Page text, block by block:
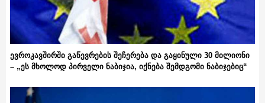
ევროკავშირში გაწევრების შეჩერება და გაყინული 30 მილიონი
– „ეს მხოლოდ პირველი ნაბიჯია, იქნება შემდგომი ნაბიჯებიც“